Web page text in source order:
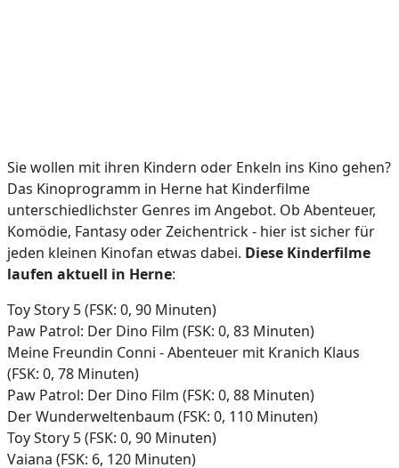
Sie wollen mit ihren Kindern oder Enkeln ins Kino gehen?
Das Kinoprogramm in Herne hat Kinderfilme
unterschiedlichster Genres im Angebot. Ob Abenteuer,
Komödie, Fantasy oder Zeichentrick - hier ist sicher für
jeden kleinen Kinofan etwas dabei. Diese Kinderfilme
laufen aktuell in Herne:
Toy Story 5 (FSK: 0, 90 Minuten)
Paw Patrol: Der Dino Film (FSK: 0, 83 Minuten)
Meine Freundin Conni - Abenteuer mit Kranich Klaus
(FSK: 0, 78 Minuten)
Paw Patrol: Der Dino Film (FSK: 0, 88 Minuten)
Der Wunderweltenbaum (FSK: 0, 110 Minuten)
Toy Story 5 (FSK: 0, 90 Minuten)
Vaiana (FSK: 6, 120 Minuten)